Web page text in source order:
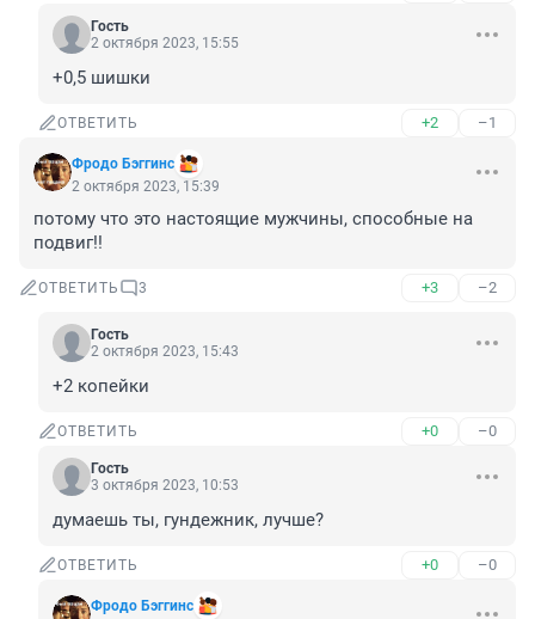
Гость
2 октября 2023, 15:55
+0,5 шишки
ОТВЕТИТЬ +2 –1
Фродо Бэггинс
2 октября 2023, 15:39
потому что это настоящие мужчины, способные на
подвиг!!
ОТВЕТИТЬ 3 +3 –2
Гость
2 октября 2023, 15:43
+2 копейки
ОТВЕТИТЬ +0 –0
Гость
3 октября 2023, 10:53
думаешь ты, гундежник, лучше?
ОТВЕТИТЬ +0 –0
Фродо Бэггинс